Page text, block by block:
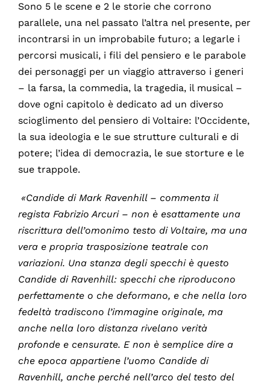
Sono 5 le scene e 2 le storie che corrono
parallele, una nel passato l’altra nel presente, per
incontrarsi in un improbabile futuro; a legarle i
percorsi musicali, i fili del pensiero e le parabole
dei personaggi per un viaggio attraverso i generi
– la farsa, la commedia, la tragedia, il musical –
dove ogni capitolo è dedicato ad un diverso
scioglimento del pensiero di Voltaire: l’Occidente,
la sua ideologia e le sue strutture culturali e di
potere; l’idea di democrazia, le sue storture e le
sue trappole.
«Candide di Mark Ravenhill – commenta il
regista Fabrizio Arcuri– non è esattamente una
riscrittura dell’omonimo testo di Voltaire, ma una
vera e propria trasposizione teatrale con
variazioni. Una stanza degli specchi è questo
Candide di Ravenhill: specchi che riproducono
perfettamente o che deformano, e che nella loro
fedeltà tradiscono l’immagine originale, ma
anche nella loro distanza rivelano verità
profonde e censurate. E non è semplice dire a
che epoca appartiene l’uomo Candide di
Ravenhill, anche perché nell’arco del testo del